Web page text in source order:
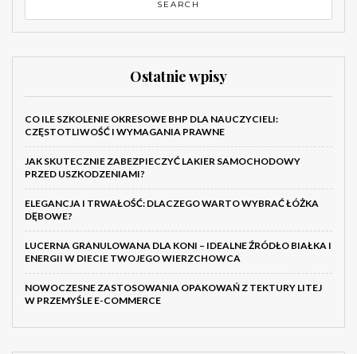
Ostatnie wpisy
CO ILE SZKOLENIE OKRESOWE BHP DLA NAUCZYCIELI:
CZĘSTOTLIWOŚĆ I WYMAGANIA PRAWNE
JAK SKUTECZNIE ZABEZPIECZYĆ LAKIER SAMOCHODOWY
PRZED USZKODZENIAMI?
ELEGANCJA I TRWAŁOŚĆ: DLACZEGO WARTO WYBRAĆ ŁÓŻKA
DĘBOWE?
LUCERNA GRANULOWANA DLA KONI – IDEALNE ŹRÓDŁO BIAŁKA I
ENERGII W DIECIE TWOJEGO WIERZCHOWCA
NOWOCZESNE ZASTOSOWANIA OPAKOWAŃ Z TEKTURY LITEJ
W PRZEMYŚLE E-COMMERCE